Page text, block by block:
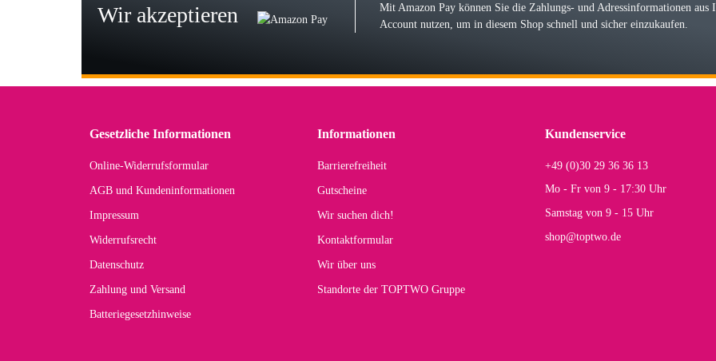
Der Koffer macht einen sehr soliden Eindruck. Die Zuverlässigkeit muss sich noch in
Hans E
Wir akzeptieren
Mit Amazon Pay können Sie die Zahlungs- und Adressinformationen aus
Account nutzen, um in diesem Shop schnell und sicher einzukaufen.
Gesetzliche Informationen
Online-Widerrufsformular
AGB und Kundeninformationen
Impressum
Widerrufsrecht
Datenschutz
Zahlung und Versand
Batteriegesetzhinweise
Informationen
Barrierefreiheit
Gutscheine
Wir suchen dich!
Kontaktformular
Wir über uns
Standorte der TOPTWO Gruppe
Kundenservice
+49 (0)30 29 36 36 13
Mo - Fr von 9 - 17:30 Uhr
Samstag von 9 - 15 Uhr
shop@toptwo.de